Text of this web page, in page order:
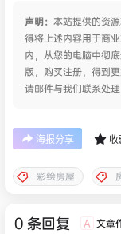
声明： 本站提供的资
得将上述内容用于商
内，从您的电脑中彻
版，购买注册，得到
请邮件与我们联系处理
海报分享 收
彩绘房屋
0 条回复 A 文章